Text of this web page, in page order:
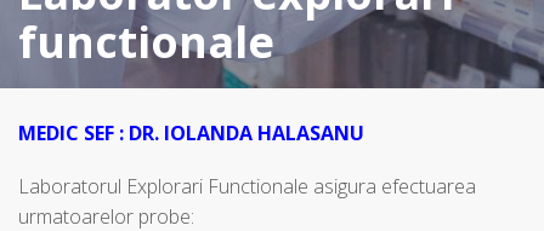
functionale
MEDIC SEF : DR. IOLANDA HALASANU
Laboratorul Explorari Functionale asigura efectuarea
urmatoarelor probe: